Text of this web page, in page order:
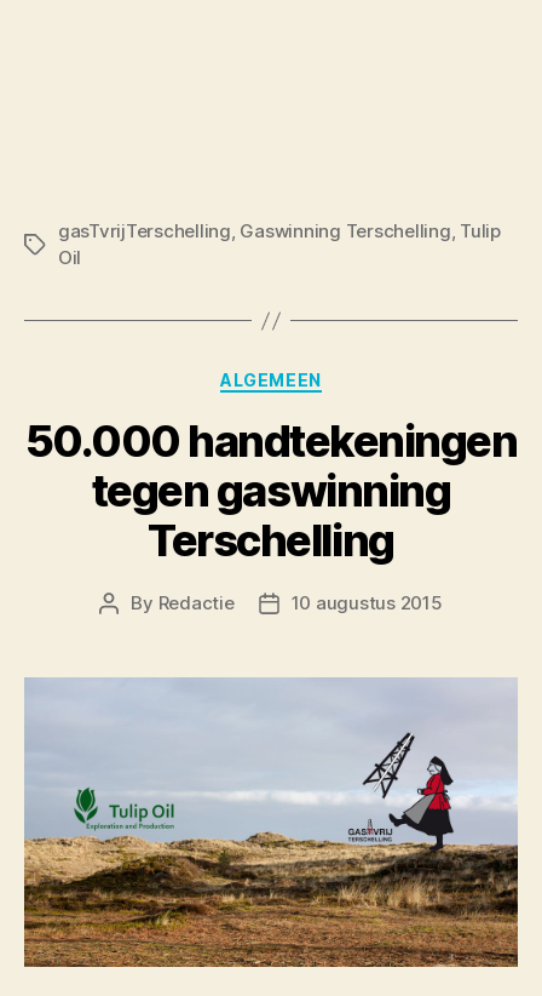
Tags
gasTvrijTerschelling, Gaswinning Terschelling, Tulip
Oil
Categories
ALGEMEEN
50.000 handtekeningen
tegen gaswinning
Terschelling
Post
By Redactie
Post10 augustus 2015